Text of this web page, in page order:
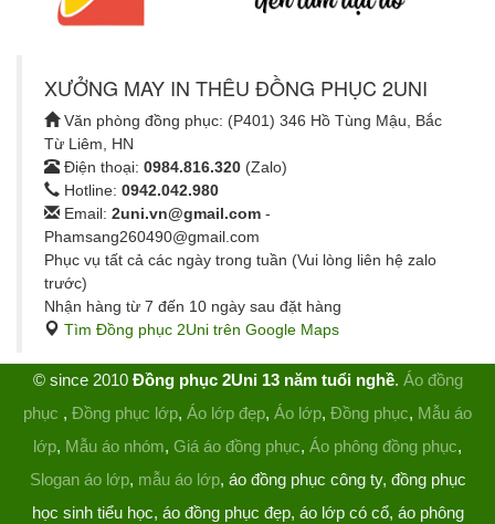
XƯỞNG MAY IN THÊU ĐỒNG PHỤC 2UNI
Văn phòng đồng phục: (P401) 346 Hồ Tùng Mậu, Bắc
Từ Liêm, HN
Điện thoại: 0984.816.320 (Zalo)
Hotline: 0942.042.980
Email: 2uni.vn@gmail.com -
Phamsang260490@gmail.com
Phục vụ tất cả các ngày trong tuần (Vui lòng liên hệ zalo
trước)
Nhận hàng từ 7 đến 10 ngày sau đặt hàng
Tìm Đồng phục 2Uni trên Google Maps
© since 2010 Đồng phục 2Uni 13 năm tuổi nghề. Áo đồng
phục , Đồng phục lớp, Áo lớp đẹp, Áo lớp, Đồng phục, Mẫu áo
lớp, Mẫu áo nhóm, Giá áo đồng phục, Áo phông đồng phục,
Slogan áo lớp, mẫu áo lớp, áo đồng phục công ty, đồng phục
học sinh tiểu học, áo đồng phục đẹp, áo lớp có cổ, áo phông